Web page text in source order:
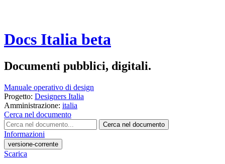
Docs Italia beta
Documenti pubblici, digitali.
Manuale operativo di design
Progetto: Designers Italia
Amministrazione: italia
Cerca nel documento
Cerca nel documento
Informazioni
versione-corrente
Scarica